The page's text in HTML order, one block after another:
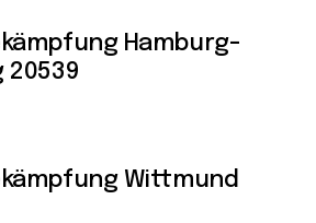
Hamburg-
20539
Wittmund